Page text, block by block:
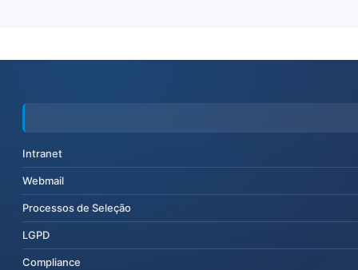
Intranet
Webmail
Processos de Seleção
LGPD
Compliance